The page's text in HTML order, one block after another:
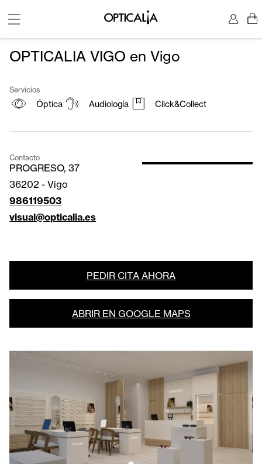
OPTICALIA VIGO en Vigo
Servicios
Óptica Audiología Click&Collect
Contacto
PROGRESO, 37
36202 -Vigo
986119503
visual@opticalia.es
PEDIR CITA AHORA
ABRIR EN GOOGLE MAPS